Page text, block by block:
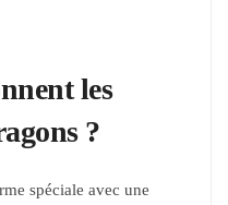
les
?
spéciale avec une